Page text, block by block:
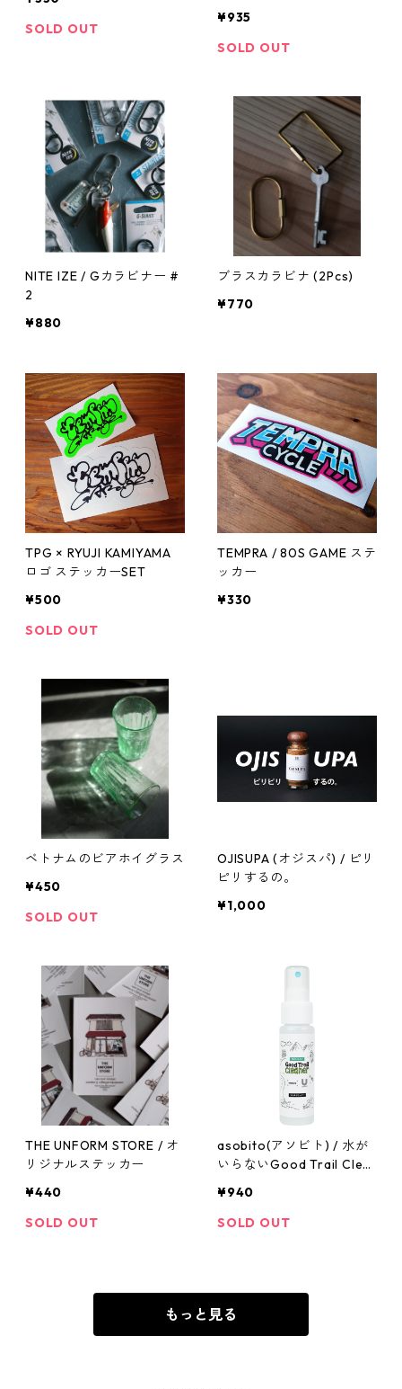
SOLD OUT
¥935
SOLD OUT
NITE IZE / Gカラビナー #
2
¥880
ブラスカラビナ (2Pcs)
¥770
TPG × RYUJI KAMIYAMA
ロゴ ステッカーSET
¥500
SOLD OUT
TEMPRA / 80S GAME ステ
ッカー
¥330
ベトナムのビアホイグラス
¥450
SOLD OUT
OJISUPA (オジスパ) / ピリ
ピリするの。
¥1,000
THE UNFORM STORE / オ
リジナルステッカー
¥440
SOLD OUT
asobito(アソビト) / 水が
いらないGood Trail Clea
¥940
SOLD OUT
もっと見る